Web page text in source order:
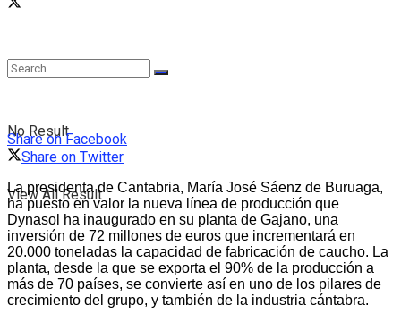
No Result
View All Result
Share on Facebook
Share on Twitter
La presidenta de Cantabria, María José Sáenz de Buruaga,
ha puesto en valor la nueva línea de producción que
Dynasol ha inaugurado en su planta de Gajano, una
inversión de 72 millones de euros que incrementará en
20.000 toneladas la capacidad de fabricación de caucho. La
planta, desde la que se exporta el 90% de la producción a
más de 70 países, se convierte así en uno de los pilares de
crecimiento del grupo, y también de la industria cántabra.